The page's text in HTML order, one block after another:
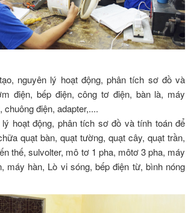
nguyên lý hoạt động, phân tích sơ đồ và
điện, bếp điện, công tơ điện, bàn là, máy
chuông điện, adapter,....
hoạt động, phân tích sơ đồ và tính toán để
quạt bàn, quạt tường, quạt cây, quạt trần,
thế, sulvolter, mô tơ 1 pha, môtơ 3 pha, máy
máy hàn, Lò vi sóng, bếp điện từ, bình nóng